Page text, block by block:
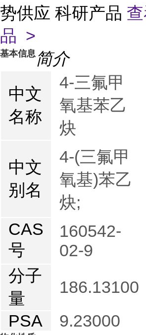
势供应 科研产品
品 >
简介
基本信息
中文
名称
4-三氟甲
氧基苯乙
炔
中文
别名
4-(三氟甲
氧基)苯乙
炔;
CAS
号
160542-
02-9
分子
量
186.13100
PSA
9.23000